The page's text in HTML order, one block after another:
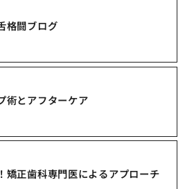
格闘ブログ
術とアフターケア
矯正歯科専門医によるアプローチ